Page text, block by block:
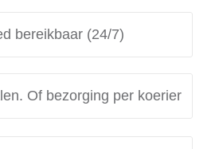
bereikbaar (24/7)
Of bezorging per koerier